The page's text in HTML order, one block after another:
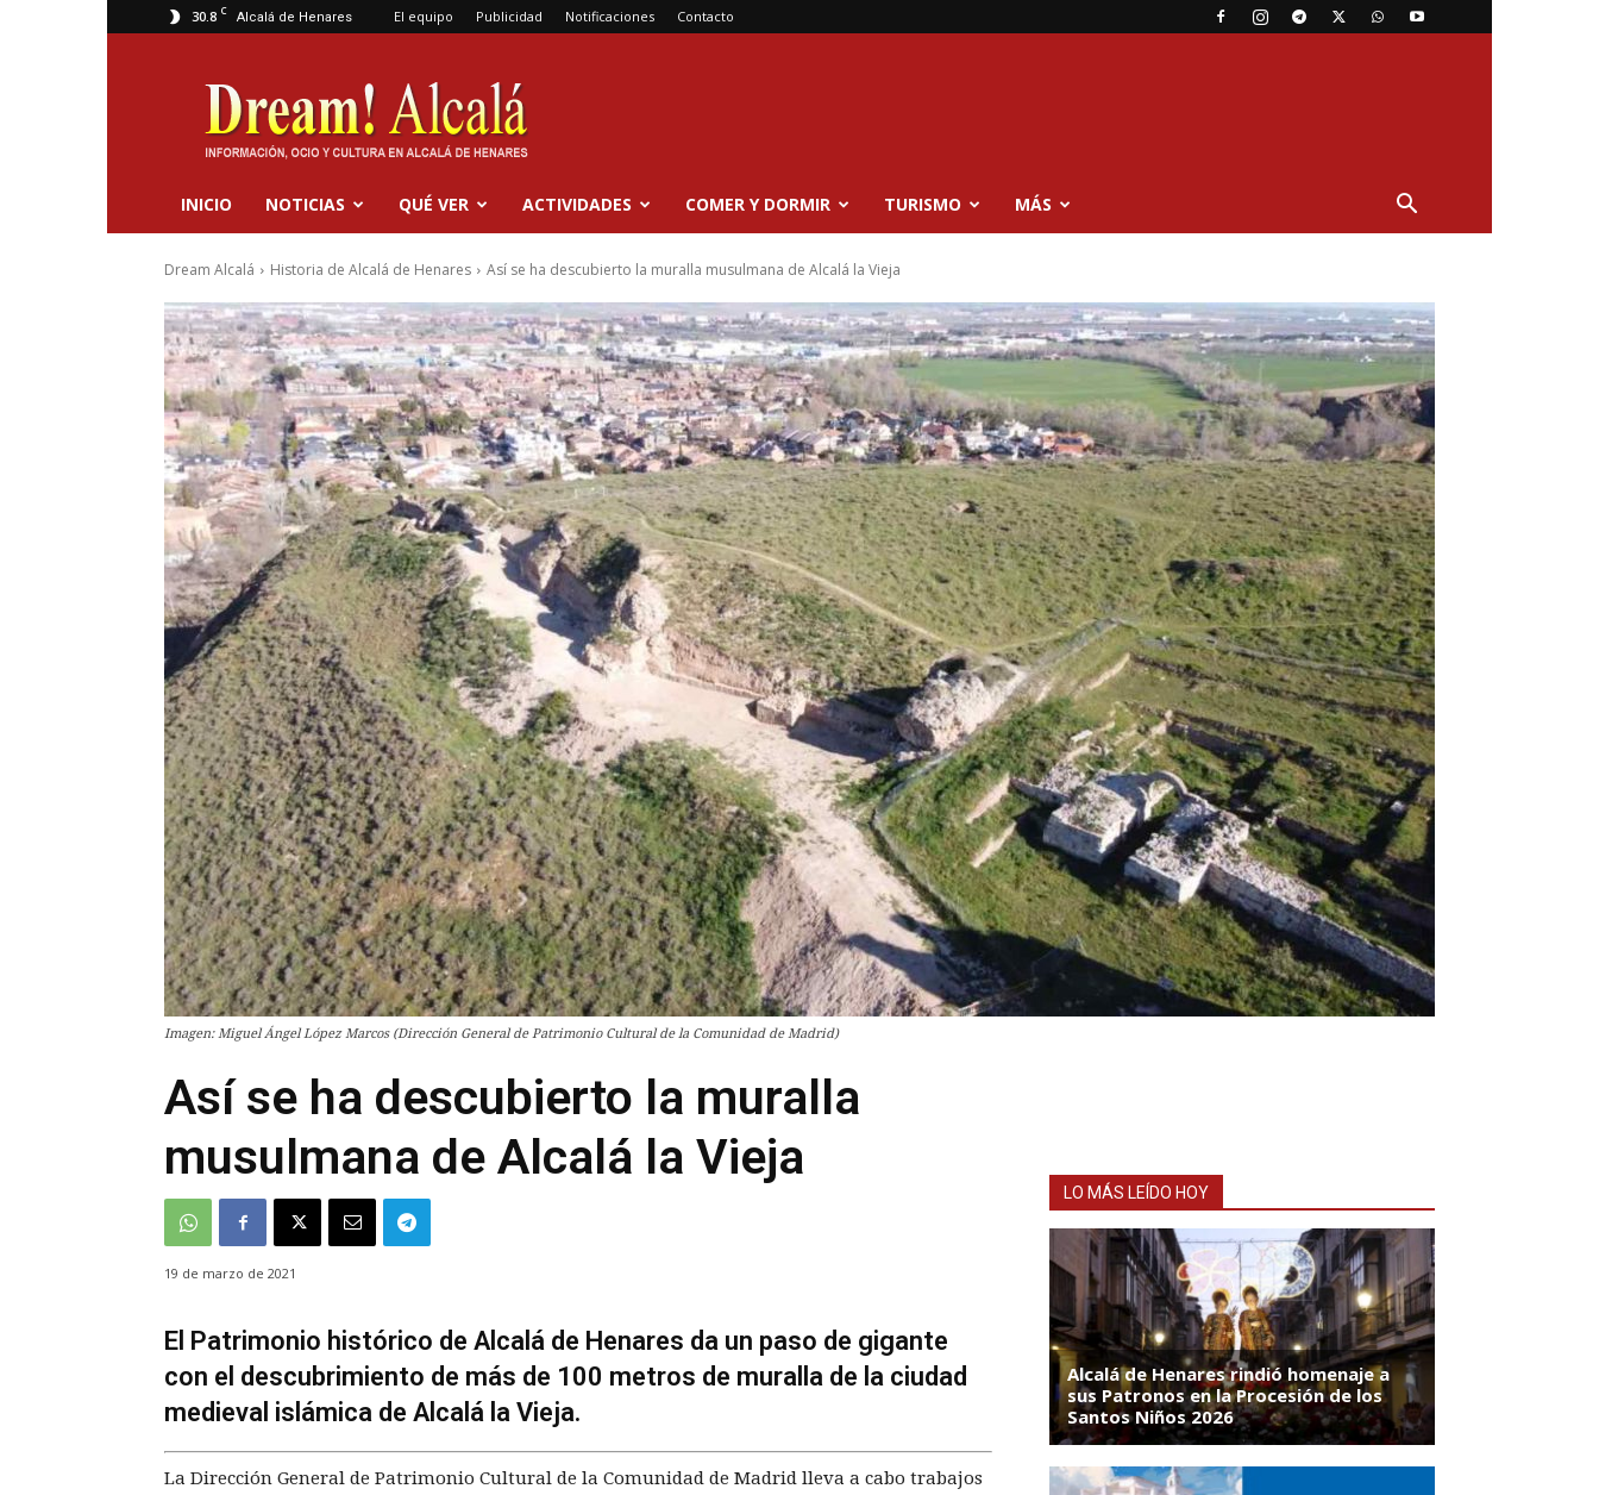
30.8 C Alcalá de Henares El equipo Publicidad Notificaciones Contacto
Dream
Alcalá
INICIO NOTICIAS QUÉ VER ACTIVIDADES COMER Y DORMIR TURISMO MÁS
Dream Alcalá Historia de Alcalá de Henares Así se ha descubierto la muralla musulmana de Alcalá la Vieja
Imagen: Miguel Ángel López Marcos (Dirección General de Patrimonio Cultural de la Comunidad de Madrid)
Así se ha descubierto la muralla
musulmana de Alcalá la Vieja
19 de marzo de 2021
El Patrimonio histórico de Alcalá de Henares da un paso de gigante
con el descubrimiento de más de 100 metros de muralla de la ciudad
medieval islámica de Alcalá la Vieja.
La Dirección General de Patrimonio Cultural de la Comunidad de Madrid lleva a cabo trabajos
LO MÁS LEÍDO HOY